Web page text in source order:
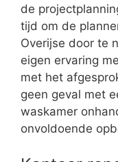
de
tijd om de
Overijse door te
eigen ervaring
met het
geen geval met
waskamer
onvoldoende